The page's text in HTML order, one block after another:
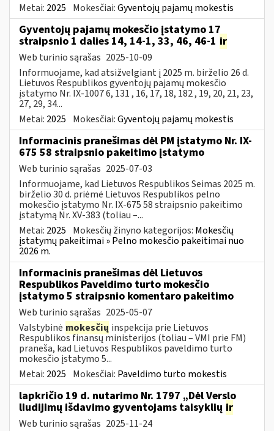
Metai: 2025 Mokesčiai:Gyventojų pajamų mokestis
Gyventojų pajamų mokesčio įstatymo 17
straipsnio 1 dalies 14, 14-1, 33, 46, 46-1 ir
Web turinio sąrašas 2025-10-09
Informuojame, kad atsižvelgiant į 2025 m. birželio 26 d.
Lietuvos Respublikos gyventojų pajamų mokesčio
įstatymo Nr. IX-1007 6, 131 , 16, 17, 18, 182 , 19, 20, 21, 23,
27, 29, 34...
Metai: 2025 Mokesčiai:Gyventojų pajamų mokestis
Informacinis pranešimas dėl PM įstatymo Nr. IX-
675 58 straipsnio pakeitimo įstatymo
Web turinio sąrašas 2025-07-03
Informuojame, kad Lietuvos Respublikos Seimas 2025 m.
birželio 30 d. priėmė Lietuvos Respublikos pelno
mokesčio įstatymo Nr. IX-675 58 straipsnio pakeitimo
įstatymą Nr. XV-383 (toliau –...
Metai: 2025 Mokesčių žinyno kategorijos: Mokesčių
įstatymų pakeitimai » Pelno mokesčio pakeitimai nuo
2026 m.
Informacinis pranešimas dėl Lietuvos
Respublikos Paveldimo turto mokesčio
įstatymo 5 straipsnio komentaro pakeitimo
Web turinio sąrašas 2025-05-07
Valstybinė mokesčių inspekcija prie Lietuvos
Respublikos finansų ministerijos (toliau – VMI prie FM)
praneša, kad Lietuvos Respublikos paveldimo turto
mokesčio įstatymo 5...
Metai: 2025 Mokesčiai: Paveldimo turto mokestis
lapkričio 19 d. nutarimo Nr. 1797 „Dėl Verslo
liudijimų išdavimo gyventojams taisyklių ir
Web turinio sąrašas 2025-11-24